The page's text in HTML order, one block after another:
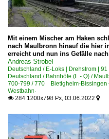
Mit einem Mischer am Haken
nach Maulbronn hinauf die hier
erreicht und nun ins Gefälle
Andreas Strobel
Deutschland / E-Loks | Drehstrom |
Deutschland / Bahnhöfe (L - Q) /
700-799 / 770 Bietigheim-Bissingen
Westbahn·
 284 1200x798 Px, 03.06.2022 